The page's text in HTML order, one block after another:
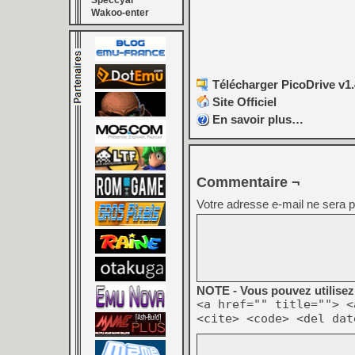
Wakoo-enter
Télécharger PicoDrive
Site Officiel
En savoir plus…
Commentaire ¬
Votre adresse e-mail ne sera
NOTE - Vous pouvez
<a href="" title="">
<cite> <code> <del